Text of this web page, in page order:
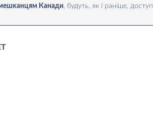
Канади, будуть, як і раніше,